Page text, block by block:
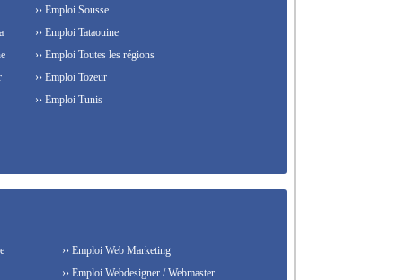
›› Emploi Sousse
›› Emploi Tataouine
›› Emploi Toutes les régions
›› Emploi Tozeur
›› Emploi Tunis
›› Emploi Web Marketing
›› Emploi Webdesigner / Webmaster